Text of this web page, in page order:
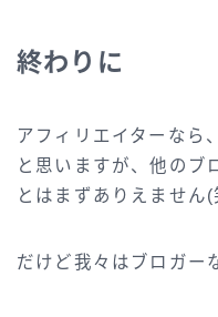
終わりに
アフィリエイターなら
と思いますが、他のブ
とはまずありえません(
だけど我々はブロガー